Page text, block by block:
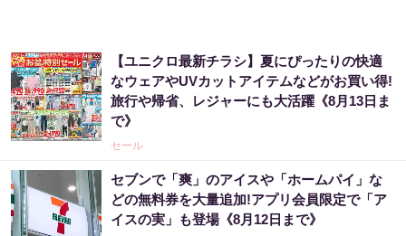
【ユニクロ最新チラシ】夏にぴったりの快適
なウェアやUVカットアイテムなどがお買い得!
旅行や帰省、レジャーにも大活躍《8月13日ま
で》
セール
セブンで「爽」のアイスや「ホームパイ」な
どの無料券を大量追加!アプリ会員限定で「ア
イスの実」も登場《8月12日まで》